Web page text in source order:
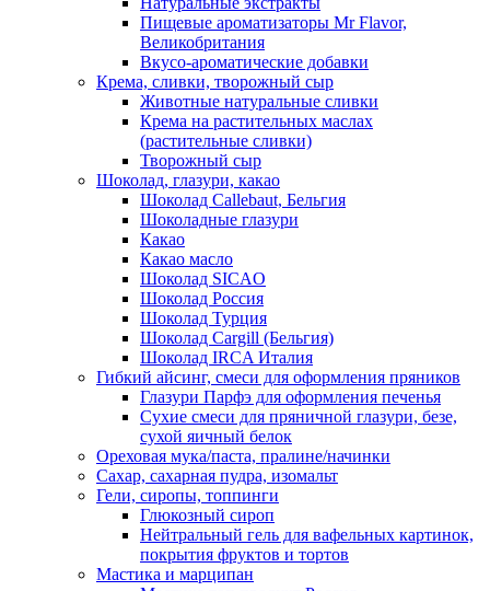
Пищевые ароматизаторы Mr Flavor,
Великобритания
Вкусо-ароматические добавки
Крема, сливки, творожный сыр
Животные натуральные сливки
Крема на растительных маслах
(растительные сливки)
Творожный сыр
Шоколад, глазури, какао
Шоколад Callebaut, Бельгия
Шоколадные глазури
Какао
Какао масло
Шоколад SICAO
Шоколад Россия
Шоколад Турция
Шоколад Cargill (Бельгия)
Шоколад IRCA Италия
Гибкий айсинг, смеси для оформления пряников
Глазури Парфэ для оформления печенья
Сухие смеси для пряничной глазури, безе,
сухой яичный белок
Ореховая мука/паста, пралине/начинки
Сахар, сахарная пудра, изомальт
Гели, сиропы, топпинги
Глюкозный сироп
Нейтральный гель для вафельных картинок,
покрытия фруктов и тортов
Мастика и марципан